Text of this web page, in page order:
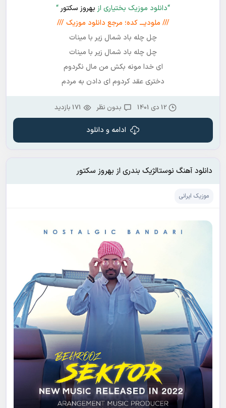
“دانلود موزیک بختیاری از بهروز سکتور “
/// ملودیـــ کده؛ مرجع دانلود موزیک ///
چل چله باد شمال زیر با مینات
چل چله باد شمال زیر با مینات
ای خدا مونه بکش من مال نگردوم
دختری عقد کردوم ای دادن به مردم
12 دی 1401 بدون نظر 171 بازدید
ادامه و دانلود
دانلود آهنگ نوستالژیک بندری از بهروز سکتور
موزیک ایرانی